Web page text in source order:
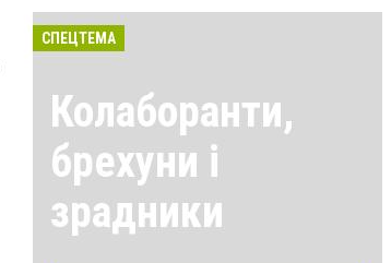
СПЕЦТЕМА
Колаборанти,
брехуни і
зрадники